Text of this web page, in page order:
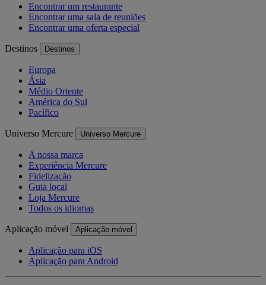
Encontrar um restaurante
Encontrar uma sala de reuniões
Encontrar uma oferta especial
Destinos Destinos
Europa
Ásia
Médio Oriente
América do Sul
Pacífico
Universo Mercure Universo Mercure
A nossa marca
Experiência Mercure
Fidelização
Guia local
Loja Mercure
Todos os idiomas
Aplicação móvel Aplicação móvel
Aplicação para iOS
Aplicação para Android